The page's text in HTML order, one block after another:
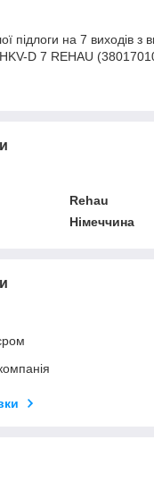
підлоги на 7 виходів з
D 7 REHAU
Rehau
Німеччина